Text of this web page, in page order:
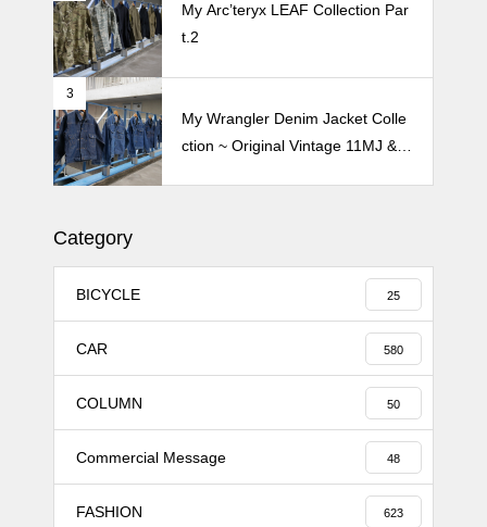
プ 2026
My Arc’teryx LEAF Collection Par
t.2
3
My Wrangler Denim Jacket Colle
ction ~ Original Vintage 11MJ & 1
Category
BICYCLE 25
CAR 580
COLUMN 50
Commercial Message 48
FASHION 623